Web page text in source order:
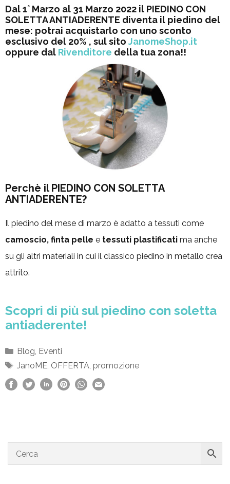
Dal 1° Marzo al 31 Marzo 2022 il PIEDINO CON
SOLETTA ANTIADERENTE diventa il piedino del
mese: potrai acquistarlo con uno sconto
esclusivo del 20% , sul sito JanomeShop.it
oppure dal Rivenditore della tua zona!!
Perchè il PIEDINO CON SOLETTA
ANTIADERENTE?
Il piedino del mese di marzo è adatto a tessuti come
camoscio, finta pelle e tessuti plastificati ma anche
su gli altri materiali in cui il classico piedino in metallo crea
attrito.
Scopri di più sul piedino con soletta
antiaderente!
Categorie
Blog, Eventi
Tag
JanoME, OFFERTA, promozione